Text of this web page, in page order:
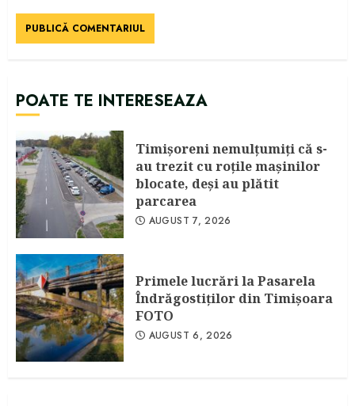
POATE TE INTERESEAZA
Timişoreni nemulţumiţi că s-
au trezit cu roţile maşinilor
blocate, deşi au plătit
parcarea
AUGUST 7, 2026
Primele lucrări la Pasarela
Îndrăgostiţilor din Timişoara
FOTO
AUGUST 6, 2026